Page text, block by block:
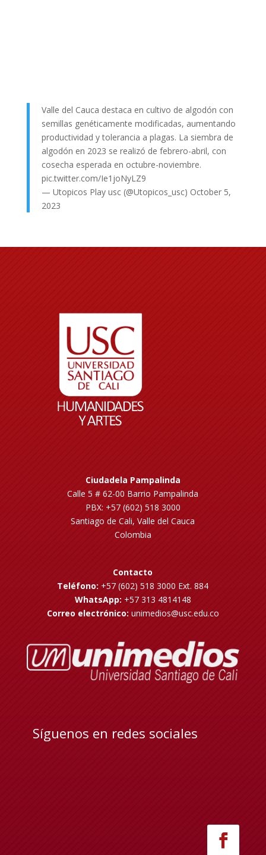
Valle del Cauca destaca en cultivo de algodón con
semillas genéticamente modificadas, aumentando
productividad y tolerancia a plagas. La siembra de
algodón en 2023 se realizó de febrero-abril, con
cosecha esperada en octubre-noviembre.
pic.twitter.com/Ie1joNyLZ9
— Utopicos Play usc (@Utopicos_usc) October 5,
2023
Ciudadela Pampalinda
Calle 5 # 62-00 Barrio Pampalinda
PBX: +57 (602) 518 3000
Santiago de Cali, Valle del Cauca
Colombia
Contacto
Teléfono: +57 (602) 518 3000 Ext. 884
WhatsApp: +57 313 4814148
Correo electrónico: unimedios@usc.edu.co
Síguenos en redes sociales